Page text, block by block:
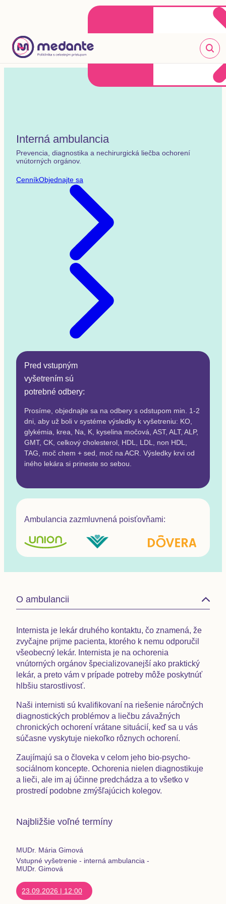
Klientske centrum
+421 2 20 302 303
Interná ambulancia
Prevencia, diagnostika a nechirurgická liečba ochorení
vnútorných orgánov.
CenníkObjednajte sa
Pred vstupným
vyšetrením sú
potrebné odbery:
Prosíme, objednajte sa na odbery s odstupom min. 1-2
dni, aby už boli v systéme výsledky k vyšetreniu: KO,
glykémia, krea, Na, K, kyselina močová, AST, ALT, ALP,
GMT, CK, celkový cholesterol, HDL, LDL, non HDL,
TAG, moč chem + sed, moč na ACR. Výsledky krvi od
iného lekára si prineste so sebou.
Ambulancia zazmluvnená poisťovňami:
O ambulancii
Internista je lekár druhého kontaktu, čo znamená, že
zvyčajne prijme pacienta, ktorého k nemu odporučil
všeobecný lekár. Internista je na ochorenia
vnútorných orgánov špecializovanejší ako praktický
lekár, a preto vám v prípade potreby môže poskytnúť
hlbšiu starostlivosť.
Naši internisti sú kvalifikovaní na riešenie náročných
diagnostických problémov a liečbu závažných
chronických ochorení vrátane situácií, keď sa u vás
súčasne vyskytuje niekoľko rôznych ochorení.
Zaujímajú sa o človeka v celom jeho bio-psycho-
sociálnom koncepte. Ochorenia nielen diagnostikuje
a lieči, ale im aj účinne predchádza a to všetko v
prostredí podobne zmýšľajúcich kolegov.
Najbližšie voľné termíny
MUDr. Mária Gimová
Vstupné vyšetrenie - interná ambulancia -
MUDr. Gimová
23.09.2026 | 12:00